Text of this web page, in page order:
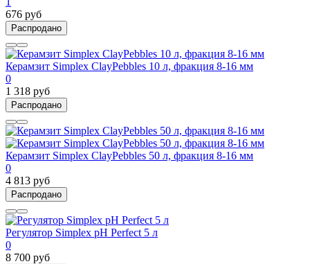
676 руб
Распродано
Керамзит Simplex ClayPebbles 10 л, фракция 8-16 мм
0
1 318 руб
Распродано
Керамзит Simplex ClayPebbles 50 л, фракция 8-16 мм
0
4 813 руб
Распродано
Регулятор Simplex pH Perfect 5 л
0
8 700 руб